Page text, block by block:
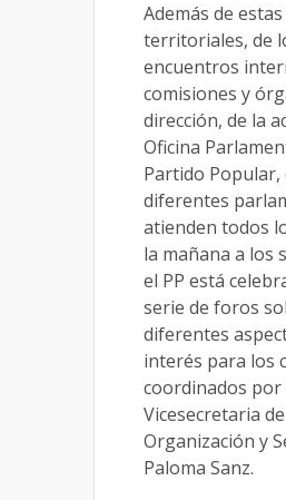
Además de
territoriales, de
encuentros
comisiones y
dirección, de la
Oficina
Partido Popular,
diferentes
atienden todos
la mañana a los
el PP está
serie de foros
diferentes
interés para los
coordinados por
Vicesecretaria de
Organización y
Paloma Sanz.